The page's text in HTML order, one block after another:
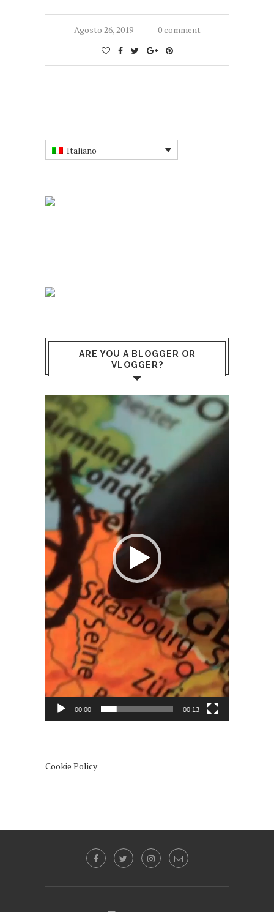
Agosto 26, 2019 0 comment
Italiano
ARE YOU A BLOGGER OR
VLOGGER?
Video
Player
00:00 00:13
Cookie Policy